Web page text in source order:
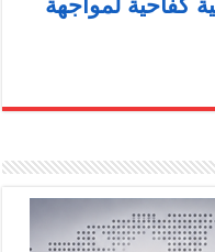
كفاحية لمواجهة